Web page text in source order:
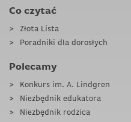
Co czytać
Złota Lista
Poradniki dla dorosłych
Polecamy
Konkurs im. A. Lindgren
Niezbędnik edukatora
Niezbędnik rodzica